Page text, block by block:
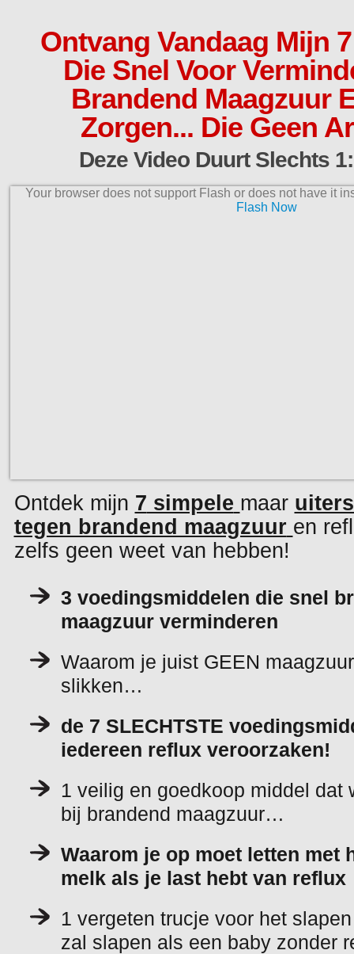
Ontvang Vandaag Mijn
Die Snel Voor
Brandend Maagzuur
Zorgen... Die Geen
Deze Video Duurt Slechts
Your browser does not support Flash or does not have it
Flash Now
Ontdek mijn 7 simpele maar
tegen brandend maagzuur en
zelfs geen weet van hebben!
3 voedingsmiddelen die snel
maagzuur verminderen
Waarom je juist GEEN
slikken…
de 7 SLECHTSTE
iedereen reflux veroorzaken!
1 veilig en goedkoop middel dat
bij brandend maagzuur…
Waarom je op moet letten met
melk als je last hebt van reflux
1 vergeten trucje voor het
zal slapen als een baby zonder